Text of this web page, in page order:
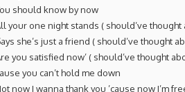
should know by now
your one night stands ( should’ve thought
she’s just a friend ( should’ve thought
you satisfied now’ ( should’ve thought
you can’t hold me down
now I wanna thank you ’cause now I’m